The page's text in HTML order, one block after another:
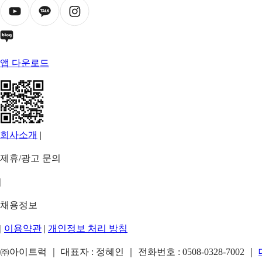
앱 다운로드
회사소개 |
제휴/광고 문의
|
채용정보
| 이용약관 | 개인정보 처리 방침
㈜아이트럭 ｜ 대표자 : 정혜인 ｜ 전화번호 : 0508-0328-7002